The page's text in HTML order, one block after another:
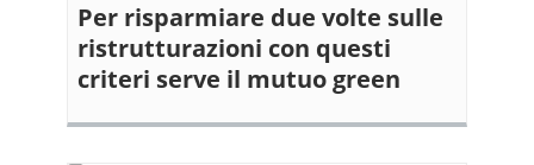
Per risparmiare due volte sulle
ristrutturazioni con questi
criteri serve il mutuo green